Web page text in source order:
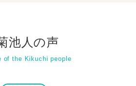
池人の声
of the Kikuchi people